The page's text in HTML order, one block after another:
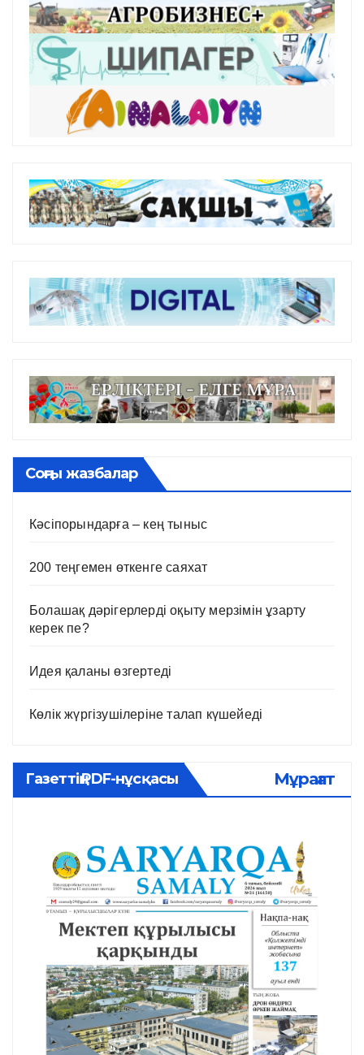
Соңғы жазбалар
Кәсіпорындарға – кең тыныс
200 теңгемен өткенге саяхат
Болашақ дәрігерлерді оқыту мерзімін ұзарту
керек пе?
Идея қаланы өзгертеді
Көлік жүргізушілеріне талап күшейеді
Газеттің PDF-нұсқасы Мұрағат